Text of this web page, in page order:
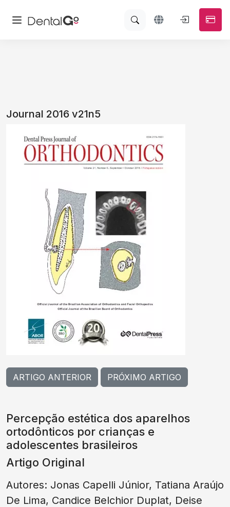
Journal 2016 v21n5
ARTIGO ANTERIOR PRÓXIMO ARTIGO
Percepção estética dos aparelhos
ortodônticos por crianças e
adolescentes brasileiros
Artigo Original
Autores: Jonas Capelli Júnior, Tatiana Araújo
De Lima, Candice Belchior Duplat, Deise